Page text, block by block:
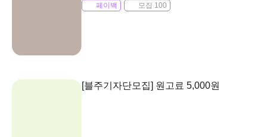
페이백 모집 100
[블주기자단모집] 원고료 5,000원